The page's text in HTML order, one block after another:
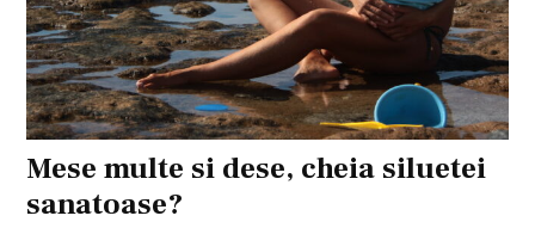
Mese multe si dese, cheia siluetei
sanatoase?